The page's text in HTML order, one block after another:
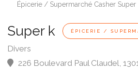
Épicerie / Supermarché Casher
Super k ÉPICERIE /
Divers
226 Boulevard Paul Claudel,